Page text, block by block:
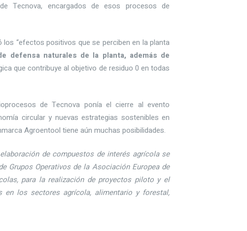
Tecnova, encargados de esos procesos de
“efectos positivos que se perciben en la planta
defensa naturales de la planta, además de
que contribuye al objetivo de residuo 0 en todas
de Tecnova ponía el cierre al evento
circular y nuevas estrategias sostenibles en
Agroentool tiene aún muchas posibilidades.
de compuestos de interés agrícola se
Grupos Operativos de la Asociación Europea de
para la realización de proyectos piloto y el
en los sectores agrícola, alimentario y forestal,